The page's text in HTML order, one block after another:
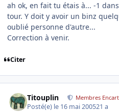
ah ok, en fait tu étais à... -1
tour. Y doit y avoir un binz
oublié personne d'autre...
Correction à venir.
Citer
Titouplin Membres
Posté(e) le 16 mai 200521 a